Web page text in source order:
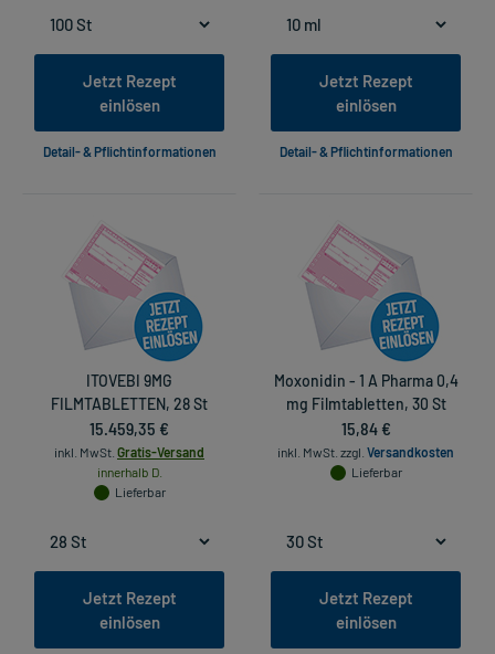
Jetzt Rezept
einlösen
Detail- & Pflichtinformationen
Jetzt Rezept
einlösen
Detail- & Pflichtinformationen
ITOVEBI 9MG
FILMTABLETTEN, 28 St
15.459,35 €
inkl. MwSt. Gratis-Versand
innerhalb D.
Lieferbar
Jetzt Rezept
einlösen
Moxonidin - 1 A Pharma 0,4
mg Filmtabletten, 30 St
15,84 €
inkl. MwSt. zzgl. Versandkosten
Lieferbar
Jetzt Rezept
einlösen